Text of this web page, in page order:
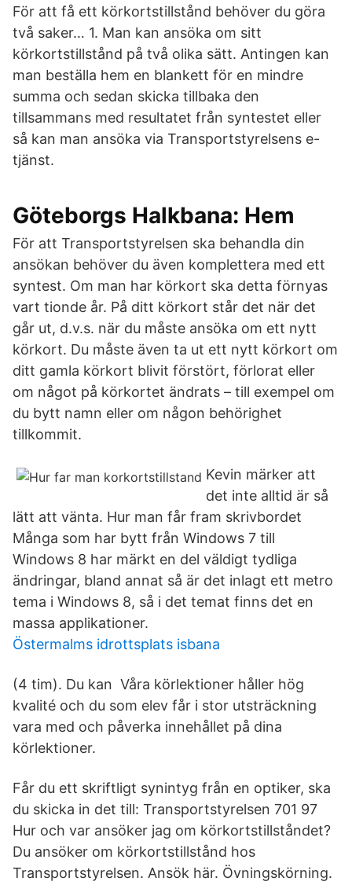
För att få ett körkortstillstånd behöver du göra
två saker… 1. Man kan ansöka om sitt
körkortstillstånd på två olika sätt. Antingen kan
man beställa hem en blankett för en mindre
summa och sedan skicka tillbaka den
tillsammans med resultatet från syntestet eller
så kan man ansöka via Transportstyrelsens e-
tjänst.
Göteborgs Halkbana: Hem
För att Transportstyrelsen ska behandla din
ansökan behöver du även komplettera med ett
syntest. Om man har körkort ska detta förnyas
vart tionde år. På ditt körkort står det när det
går ut, d.v.s. när du måste ansöka om ett nytt
körkort. Du måste även ta ut ett nytt körkort om
ditt gamla körkort blivit förstört, förlorat eller
om något på körkortet ändrats – till exempel om
du bytt namn eller om någon behörighet
tillkommit.
Kevin märker att
det inte alltid är så
lätt att vänta. Hur man får fram skrivbordet
Många som har bytt från Windows 7 till
Windows 8 har märkt en del väldigt tydliga
ändringar, bland annat så är det inlagt ett metro
tema i Windows 8, så i det temat finns det en
massa applikationer.
Östermalms idrottsplats isbana
(4 tim). Du kan Våra körlektioner håller hög
kvalité och du som elev får i stor utsträckning
vara med och påverka innehållet på dina
körlektioner.
Får du ett skriftligt synintyg från en optiker, ska
du skicka in det till: Transportstyrelsen 701 97
Hur och var ansöker jag om körkortstillståndet?
Du ansöker om körkortstillstånd hos
Transportstyrelsen. Ansök här. Övningskörning.